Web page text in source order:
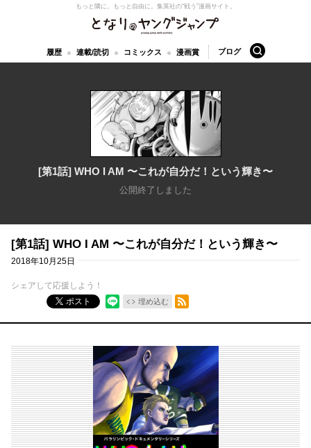
となりのヤングジャンプ
もっと隣に。もっと自由に。 集英社の“戦う”漫画サイト。
履歴 連載/読切 コミックス 漫画賞 ブログ 検索
[第1話] WHO I AM 〜これが自分だ！という輝き〜
公開終了しました
[第1話] WHO I AM 〜これが自分だ！という輝き〜
2018年10月25日
シェアして応援しよう！
ポスト
埋め込む
RSSフィード